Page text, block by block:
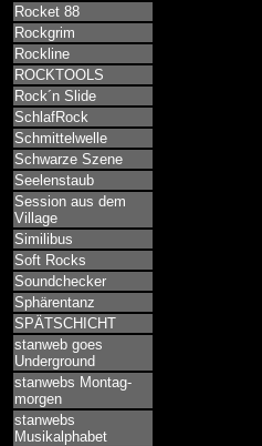
Rocket 88
Rockgrim
Rockline
ROCKTOOLS
Rock´n Slide
SchlafRock
Schmittelwelle
Schwarze Szene
Seelenstaub
Session aus dem
Village
Similibus
Soft Rocks
Soundchecker
Sphärentanz
SPÄTSCHICHT
stanweb goes
Underground
stanwebs Montag-
morgen
stanwebs
Musikalphabet